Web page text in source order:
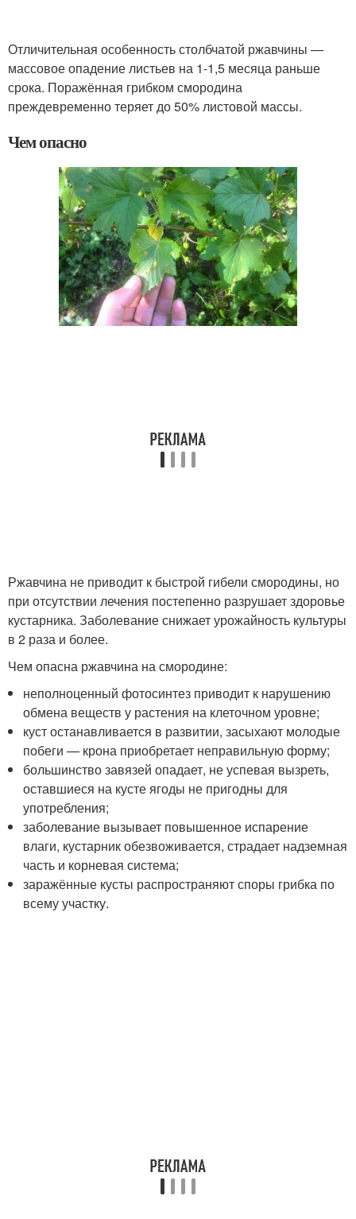
Отличительная особенность столбчатой ржавчины —
массовое опадение листьев на 1-1,5 месяца раньше
срока. Поражённая грибком смородина
преждевременно теряет до 50% листовой массы.
Чем опасно
Ржавчина не приводит к быстрой гибели смородины, но
при отсутствии лечения постепенно разрушает здоровье
кустарника. Заболевание снижает урожайность культуры
в 2 раза и более.
Чем опасна ржавчина на смородине:
неполноценный фотосинтез приводит к нарушению
обмена веществ у растения на клеточном уровне;
куст останавливается в развитии, засыхают молодые
побеги — крона приобретает неправильную форму;
большинство завязей опадает, не успевая вызреть,
оставшиеся на кусте ягоды не пригодны для
употребления;
заболевание вызывает повышенное испарение
влаги, кустарник обезвоживается, страдает надземная
часть и корневая система;
заражённые кусты распространяют споры грибка по
всему участку.